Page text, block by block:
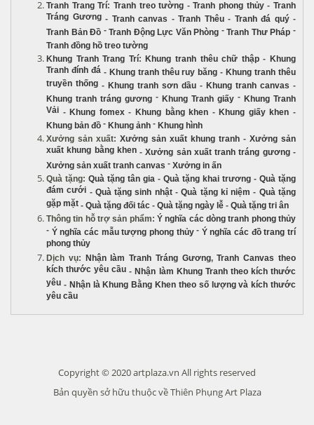
Tranh Trang Trí: Tranh treo tường -Tranh phong thủy-Tranh
Tráng Gương- Tranh canvas - Tranh Thêu- Tranh đá quý-
Tranh Bản Đồ -Tranh Động Lực Văn Phòng -Tranh Thư Pháp -
Tranh đồng hồ treo tường
Khung Tranh Trang Trí: Khung tranh thêu chữ thập- Khung
Tranh đính đá- Khung tranh thêu ruy băng - Khung tranh thêu
truyền thống - Khung tranh sơn dầu - Khung tranh canvas -
Khung tranh tráng gương - Khung Tranh giấy - Khung Tranh
Vải - Khung fomex- Khung bằng khen - Khung giấy khen -
Khung bản đồ - Khung ảnh - Khung hình
Xưởng sản xuất: Xưởng sản xuất khung tranh - Xưởng sản
xuất khung bằng khen-Xưởng sản xuất tranh tráng gương-
Xưởng sản xuất tranh canvas - Xưởng in ấn
Quà tặng: Quà tặng tân gia - Quà tặng khai trương - Quà tặng
đám cưới - Quà tặng sinh nhật-Quà tặng kỉ niệm - Quà tặng
gặp mặt - Quà tặng đối tác - Quà tặng ngày lễ - Quà tặng tri ân
Thông tin hỗ trợ sản phẩm:Ý nghĩa các dòng tranh phong thủy
- Ý nghĩa các mẫu tượng phong thủy- Ý nghĩa các đồ trang trí
phong thủy
Dịch vụ: Nhận làm Tranh Tráng Gương,Tranh Canvas theo
kích thước yêu cầu - Nhận làm Khung Tranh theo kích thước
yêu - Nhận là Khung Bằng Khen theo số lượng và kích thước
yêu cầu
Copyright © 2020 artplaza.vn All rights reserved
Bản quyền sở hữu thuộc về Thiên Phụng Art Plaza